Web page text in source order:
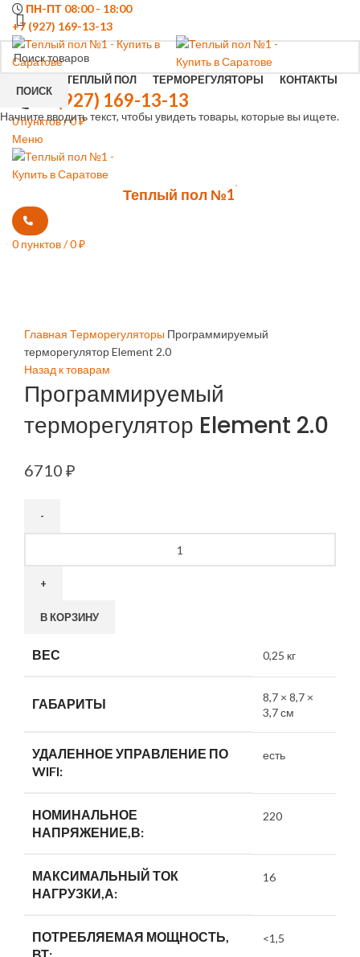
ПН-ПТ 08:00 - 18:00
+7 (927) 169-13-13
КУПИТЬ ТЕПЛЫЙ ПОЛ ТЕРМОРЕГУЛЯТОРЫ КОНТАКТЫ
+7 (927) 169-13-13
0пунктов/0₽
Меню
Теплый пол №1 *
0 пунктов/0₽
Главная Терморегуляторы Программируемый
терморегулятор Element 2.0
Назад к товарам
Программируемый
терморегулятор Element 2.0
6710 ₽
Element
В КОРЗИНУ
ВЕС 0,25 кг
ГАБАРИТЫ
8,7 × 8,7 ×
3,7 см
УДАЛЕННОЕ УПРАВЛЕНИЕ ПО
WIFI:
есть
НОМИНАЛЬНОЕ
НАПРЯЖЕНИЕ,В:
220
МАКСИМАЛЬНЫЙ ТОК
НАГРУЗКИ,А:
16
ПОТРЕБЛЯЕМАЯ МОЩНОСТЬ,
<1,5
ПОИСК
Начните вводить текст, чтобы увидеть товары, которые вы ищете.